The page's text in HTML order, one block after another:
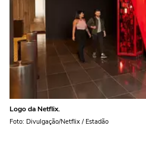
Logo da Netflix.
Foto: Divulgação/Netflix / Estadão